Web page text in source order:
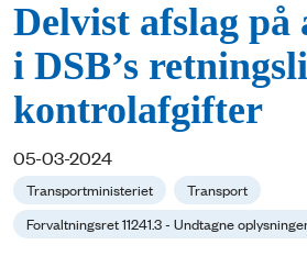
Delvist afslag
i DSB’s
kontrolafgifter
05-03-2024
Transportministeriet
Transport
Forvaltningsret 11241.3 - Undtagne